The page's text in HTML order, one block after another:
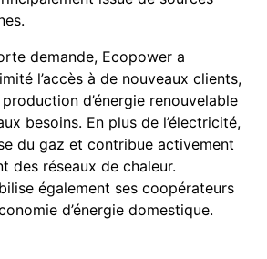
demande, Ecopower a
l’accès à de nouveaux clients,
production d’énergie renouvelable
besoins. En plus de l’électricité,
du gaz et contribue activement
des réseaux de chaleur.
également ses coopérateurs
d’énergie domestique.